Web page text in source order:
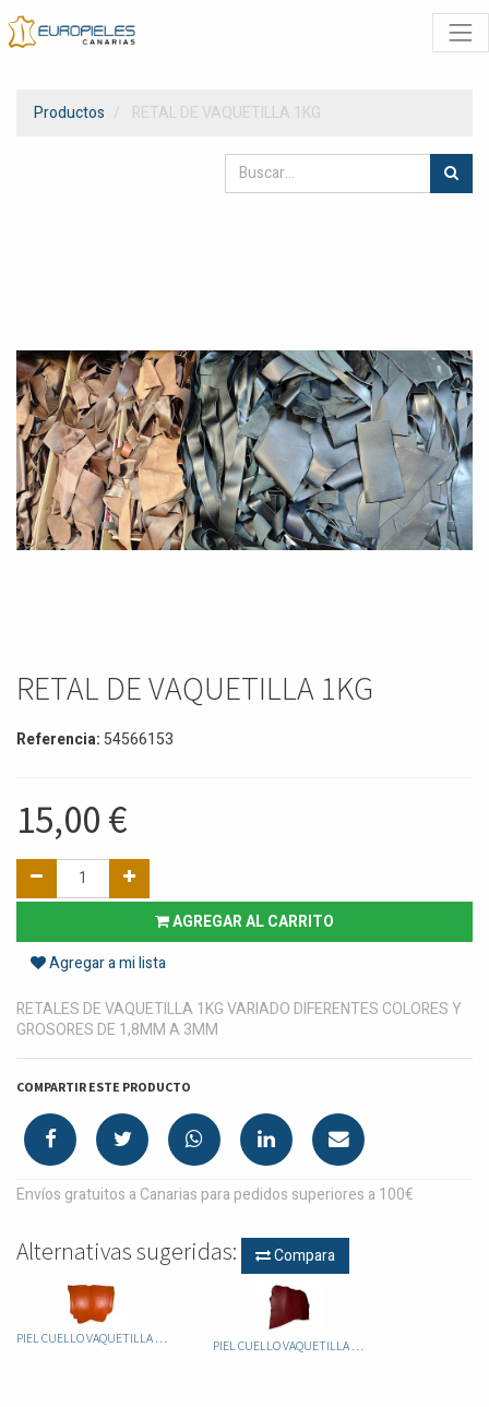
Productos RETAL DE VAQUETILLA 1KG
RETAL DE VAQUETILLA 1KG
Referencia: 54566153
15,00 €
AGREGAR AL CARRITO
Agregar a mi lista
RETALES DE VAQUETILLA 1KG VARIADO DIFERENTES COLORES Y
GROSORES DE 1,8MM A 3MM
COMPARTIR ESTE PRODUCTO
Envíos gratuitos a Canarias para pedidos superiores a 100€
Alternativas sugeridas: Compara
PIEL CUELLO VAQUETILLA 1.8-2.2 ATRAVEZADO PIEL CUELLO VAQUETILLA 1.8-2.2 ATRAVEZADO COLORES